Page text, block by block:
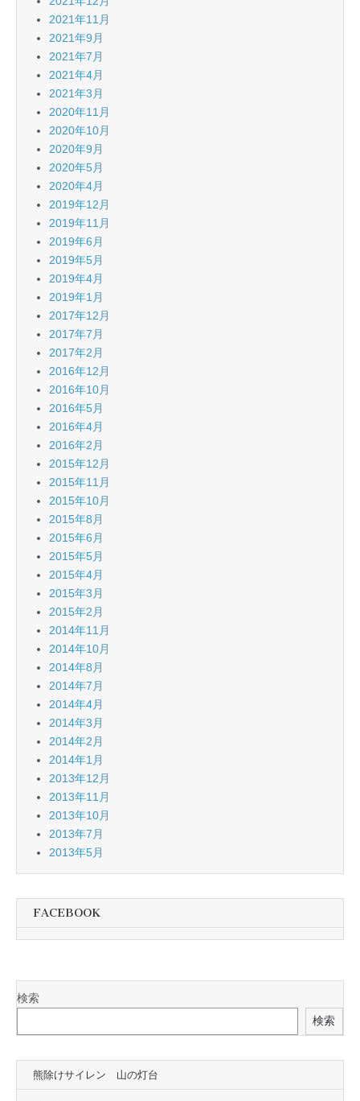
2021年11月
2021年9月
2021年7月
2021年4月
2021年3月
2020年11月
2020年10月
2020年9月
2020年5月
2020年4月
2019年12月
2019年11月
2019年6月
2019年5月
2019年4月
2019年1月
2017年12月
2017年7月
2017年2月
2016年12月
2016年10月
2016年5月
2016年4月
2016年2月
2015年12月
2015年11月
2015年10月
2015年8月
2015年6月
2015年5月
2015年4月
2015年3月
2015年2月
2014年11月
2014年10月
2014年8月
2014年7月
2014年4月
2014年3月
2014年2月
2014年1月
2013年12月
2013年11月
2013年10月
2013年7月
2013年5月
FACEBOOK
検索
検索
熊除けサイレン 山の灯台